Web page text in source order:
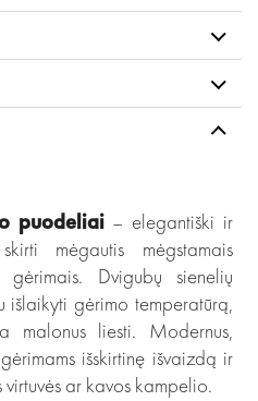
puodeliai– elegantiški ir
mėgautis mėgstamais
Dvigubų sienelių
gėrimo temperatūrą,
malonus liesti. Modernus,
išskirtinę išvaizdą ir
ar kavos kampelio.